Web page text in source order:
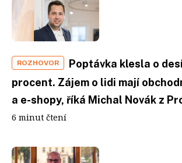
ROZHOVOR
Poptávka klesla o
procent. Zájem o lidi mají
a e-shopy, říká Michal Novák z
6 minut čtení